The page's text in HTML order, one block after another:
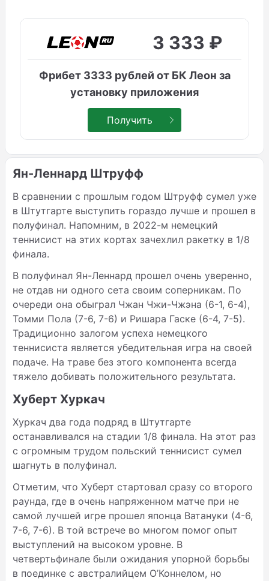
3 333 ₽
Фрибет 3333 рублей от БК Леон за
установку приложения
Получить
Ян-Леннард Штруфф
В сравнении с прошлым годом Штруфф сумел уже
в Штутгарте выступить гораздо лучше и прошел в
полуфинал. Напомним, в 2022-м немецкий
теннисист на этих кортах зачехлил ракетку в 1/8
финала.
В полуфинал Ян-Леннард прошел очень уверенно,
не отдав ни одного сета своим соперникам. По
очереди она обыграл Чжан Чжи-Чжэна (6-1, 6-4),
Томми Пола (7-6, 7-6) и Ришара Гаске (6-4, 7-5).
Традиционно залогом успеха немецкого
теннисиста является убедительная игра на своей
подаче. На траве без этого компонента всегда
тяжело добивать положительного результата.
Хуберт Хуркач
Хуркач два года подряд в Штутгарте
останавливался на стадии 1/8 финала. На этот раз
с огромным трудом польский теннисист сумел
шагнуть в полуфинал.
Отметим, что Хуберт стартовал сразу со второго
раунда, где в очень напряженном матче при не
самой лучшей игре прошел японца Ватануки (4-6,
7-6, 7-6). В той встрече во многом помог опыт
выступлений на высоком уровне. В
четвертьфинале были ожидания упорной борьбы
в поединке с австралийцем О’Коннелом, но